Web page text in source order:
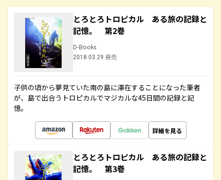
とろとろトロピカル ある旅の記録と
記憶。 第2巻
D-Books
2018.03.29 発売
子供の頃から夢見ていた南の島に滞在することになった筆者
が、島で出合うトロピカルでマジカルな45日間の記録と記
憶。
詳細を見る
とろとろトロピカル ある旅の記録と
記憶。 第3巻